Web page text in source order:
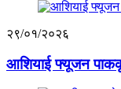
२९/०१/२०२६
आशियाई फ्यूजन